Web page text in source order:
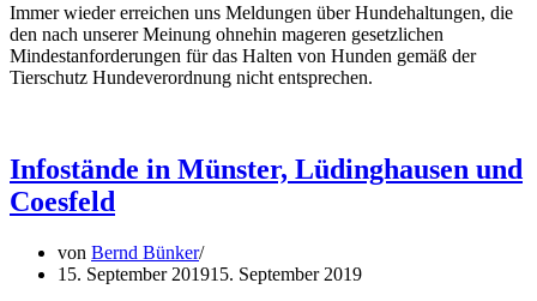
Immer wieder erreichen uns Meldungen über Hundehaltungen, die
den nach unserer Meinung ohnehin mageren gesetzlichen
Mindestanforderungen für das Halten von Hunden gemäß der
Tierschutz Hundeverordnung nicht entsprechen.
Infostände in Münster, Lüdinghausen und
Coesfeld
von Bernd Bünker
15. September 201915. September 2019